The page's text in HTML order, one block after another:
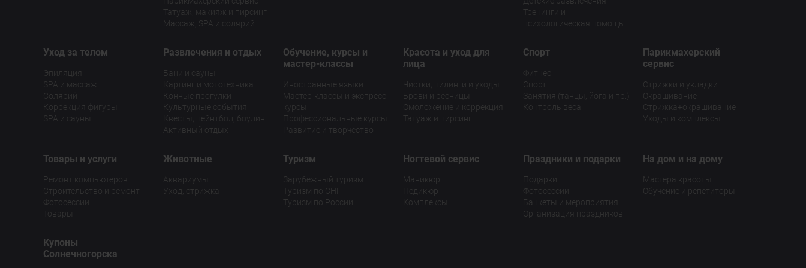
Татуаж, макияж и пирсинг
Массаж, SPA и солярий
Тренинги и
психологическая помощь
Уход за телом
Эпиляция
SPA и массаж
Солярий
Коррекция фигуры
SPA и сауны
Развлечения и отдых
Бани и сауны
Картинг и мототехника
Конные прогулки
Культурные события
Квесты, пейнтбол, боулинг
Активный отдых
Обучение, курсы и
мастер-классы
Иностранные языки
Мастер-классы и экспресс-
курсы
Профессиональные курсы
Развитие и творчество
Красота и уход для
лица
Чистки, пилинги и уходы
Брови и ресницы
Омоложение и коррекция
Татуаж и пирсинг
Спорт
Фитнес
Спорт
Занятия (танцы, йога и пр.)
Контроль веса
Парикмахерский
сервис
Стрижки и укладки
Окрашивание
Стрижка+окрашивание
Уходы и комплексы
Товары и услуги
Ремонт компьютеров
Строительство и ремонт
Фотосессии
Товары
Животные
Аквариумы
Уход, стрижка
Туризм
Зарубежный туризм
Туризм по СНГ
Туризм по России
Ногтевой сервис
Маникюр
Педикюр
Комплексы
Праздники и подарки
Подарки
Фотосессии
Банкеты и мероприятия
Организация праздников
На дом и на дому
Мастера красоты
Обучение и репетиторы
Купоны
Солнечногорска